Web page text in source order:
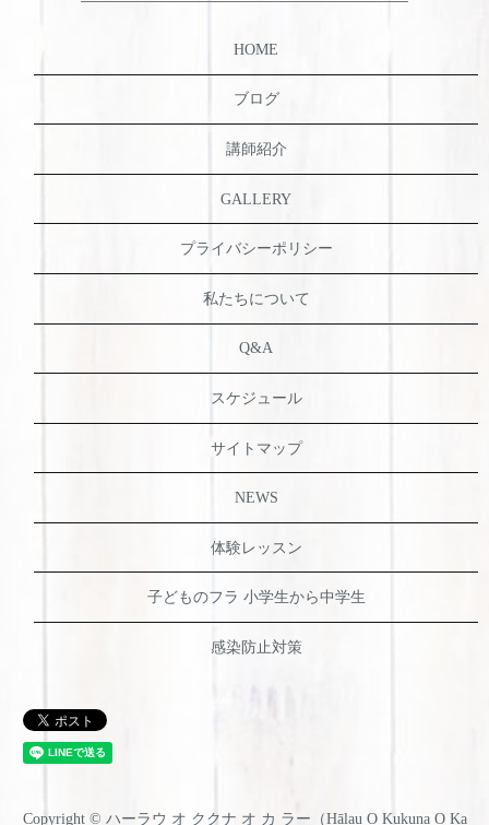
HOME
ブログ
講師紹介
GALLERY
プライバシーポリシー
私たちについて
Q&A
スケジュール
サイトマップ
NEWS
体験レッスン
子どものフラ 小学生から中学生
感染防止対策
Copyright © ハーラウ オ ククナ オ カ ラー（Hālau O Kukuna O Ka